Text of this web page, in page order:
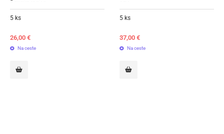
5 ks
26,00 €
Na ceste
5 ks
37,00 €
Na ceste